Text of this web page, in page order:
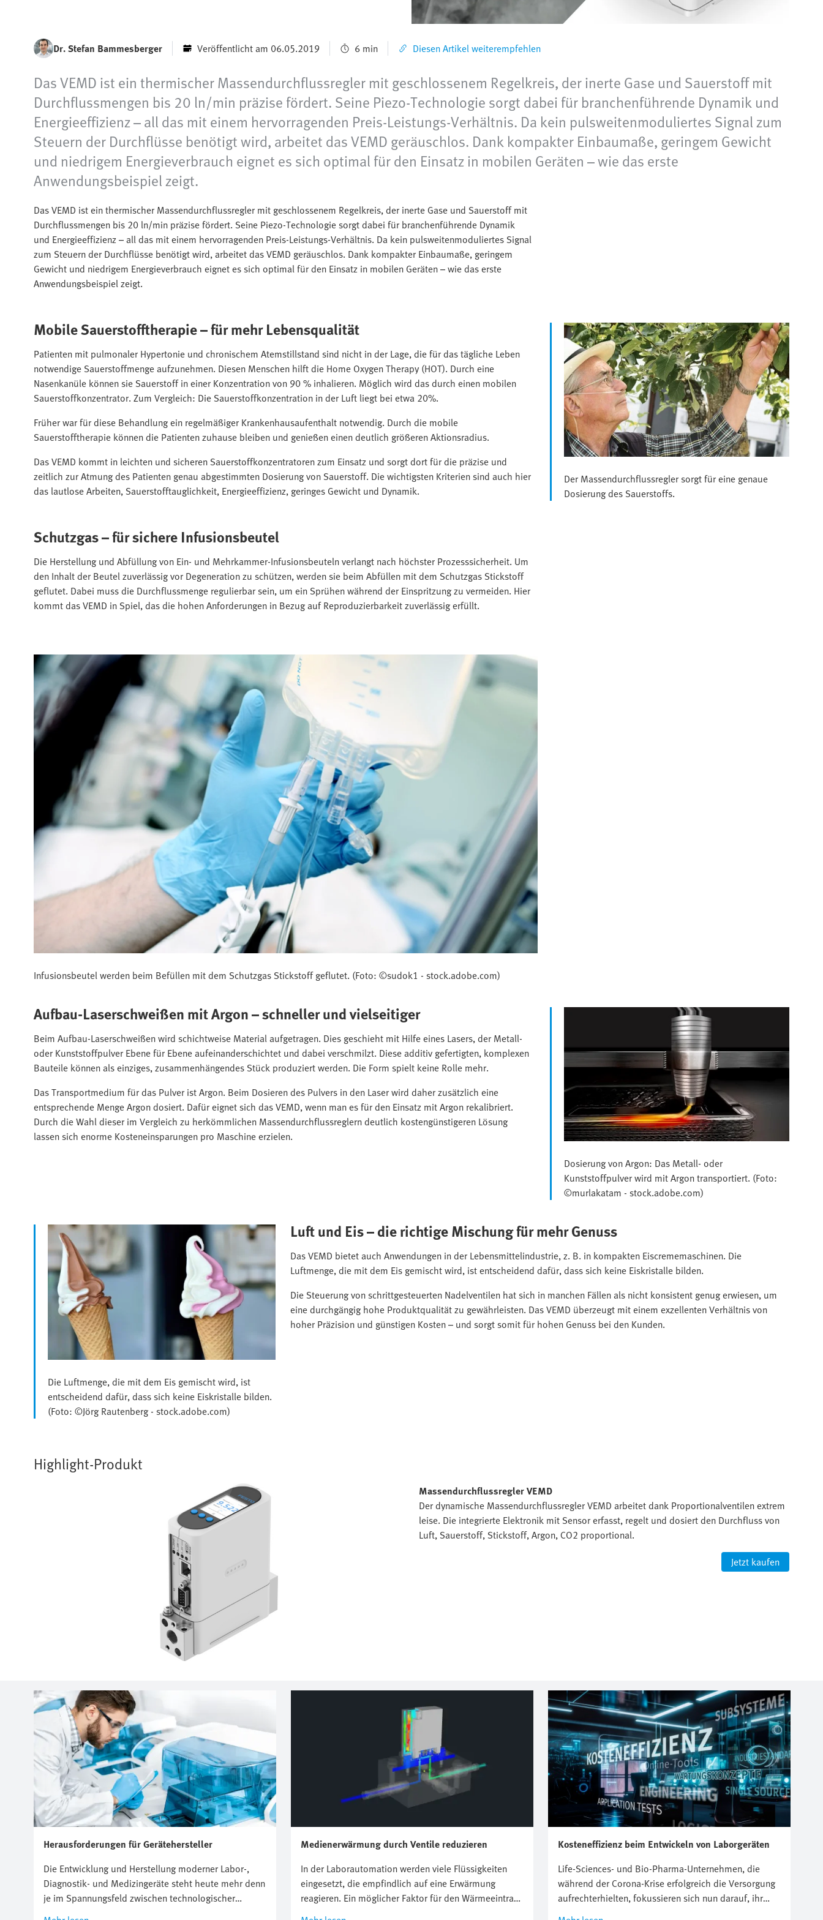
Dr. Stefan Bammesberger Veröffentlicht am 06.05.2019 6 min Diesen Artikel weiterempfehlen
Das VEMD ist ein thermischer Massendurchflussregler mit geschlossenem Regelkreis, der inerte Gase und Sauerstoff mit
Durchflussmengen bis 20 ln/min präzise fördert. Seine Piezo-Technologie sorgt dabei für branchenführende Dynamik und
Energieeffizienz – all das mit einem hervorragenden Preis-Leistungs-Verhältnis. Da kein pulsweitenmoduliertes Signal zum
Steuern der Durchflüsse benötigt wird, arbeitet das VEMD geräuschlos. Dank kompakter Einbaumaße, geringem Gewicht
und niedrigem Energieverbrauch eignet es sich optimal für den Einsatz in mobilen Geräten – wie das erste
Anwendungsbeispiel zeigt.
Das VEMD ist ein thermischer Massendurchflussregler mit geschlossenem Regelkreis, der inerte Gase und Sauerstoff mit
Durchflussmengen bis 20 ln/min präzise fördert. Seine Piezo-Technologie sorgt dabei für branchenführende Dynamik
und Energieeffizienz – all das mit einem hervorragenden Preis-Leistungs-Verhältnis. Da kein pulsweitenmoduliertes Signal
zum Steuern der Durchflüsse benötigt wird, arbeitet das VEMD geräuschlos. Dank kompakter Einbaumaße, geringem
Gewicht und niedrigem Energieverbrauch eignet es sich optimal für den Einsatz in mobilen Geräten – wie das erste
Anwendungsbeispiel zeigt.
Mobile Sauerstofftherapie – für mehr Lebensqualität
Patienten mit pulmonaler Hypertonie und chronischem Atemstillstand sind nicht in der Lage, die für das tägliche Leben
notwendige Sauerstoffmenge aufzunehmen. Diesen Menschen hilft die Home Oxygen Therapy (HOT). Durch eine
Nasenkanüle können sie Sauerstoff in einer Konzentration von 90 % inhalieren. Möglich wird das durch einen mobilen
Sauerstoffkonzentrator. Zum Vergleich: Die Sauerstoffkonzentration in der Luft liegt bei etwa 20%.
Früher war für diese Behandlung ein regelmäßiger Krankenhausaufenthalt notwendig. Durch die mobile
Sauerstofftherapie können die Patienten zuhause bleiben und genießen einen deutlich größeren Aktionsradius.
Das VEMD kommt in leichten und sicheren Sauerstoffkonzentratoren zum Einsatz und sorgt dort für die präzise und
zeitlich zur Atmung des Patienten genau abgestimmten Dosierung von Sauerstoff. Die wichtigsten Kriterien sind auch hier
das lautlose Arbeiten, Sauerstofftauglichkeit, Energieeffizienz, geringes Gewicht und Dynamik.
Der Massendurchflussregler sorgt für eine genaue
Dosierung des Sauerstoffs.
Schutzgas – für sichere Infusionsbeutel
Die Herstellung und Abfüllung von Ein- und Mehrkammer-Infusionsbeuteln verlangt nach höchster Prozesssicherheit. Um
den Inhalt der Beutel zuverlässig vor Degeneration zu schützen, werden sie beim Abfüllen mit dem Schutzgas Stickstoff
geflutet. Dabei muss die Durchflussmenge regulierbar sein, um ein Sprühen während der Einspritzung zu vermeiden. Hier
kommt das VEMD in Spiel, das die hohen Anforderungen in Bezug auf Reproduzierbarkeit zuverlässig erfüllt.
Infusionsbeutel werden beim Befüllen mit dem Schutzgas Stickstoff geflutet. (Foto: ©sudok1 - stock.adobe.com)
Aufbau-Laserschweißen mit Argon – schneller und vielseitiger
Beim Aufbau-Laserschweißen wird schichtweise Material aufgetragen. Dies geschieht mit Hilfe eines Lasers, der Metall-
oder Kunststoffpulver Ebene für Ebene aufeinanderschichtet und dabei verschmilzt. Diese additiv gefertigten, komplexen
Bauteile können als einziges, zusammenhängendes Stück produziert werden. Die Form spielt keine Rolle mehr.
Das Transportmedium für das Pulver ist Argon. Beim Dosieren des Pulvers in den Laser wird daher zusätzlich eine
entsprechende Menge Argon dosiert. Dafür eignet sich das VEMD, wenn man es für den Einsatz mit Argon rekalibriert.
Durch die Wahl dieser im Vergleich zu herkömmlichen Massendurchflussreglern deutlich kostengünstigeren Lösung
lassen sich enorme Kosteneinsparungen pro Maschine erzielen.
Dosierung von Argon: Das Metall- oder
Kunststoffpulver wird mit Argon transportiert. (Foto:
©murlakatam - stock.adobe.com)
Die Luftmenge, die mit dem Eis gemischt wird, ist
entscheidend dafür, dass sich keine Eiskristalle bilden.
(Foto: ©Jörg Rautenberg - stock.adobe.com)
Luft und Eis – die richtige Mischung für mehr Genuss
Das VEMD bietet auch Anwendungen in der Lebensmittelindustrie, z. B. in kompakten Eiscrememaschinen. Die
Luftmenge, die mit dem Eis gemischt wird, ist entscheidend dafür, dass sich keine Eiskristalle bilden.
Die Steuerung von schrittgesteuerten Nadelventilen hat sich in manchen Fällen als nicht konsistent genug erwiesen, um
eine durchgängig hohe Produktqualität zu gewährleisten. Das VEMD überzeugt mit einem exzellenten Verhältnis von
hoher Präzision und günstigen Kosten – und sorgt somit für hohen Genuss bei den Kunden.
Highlight-Produkt
Massendurchflussregler VEMD
Der dynamische Massendurchflussregler VEMD arbeitet dank Proportionalventilen extrem
leise. Die integrierte Elektronik mit Sensor erfasst, regelt und dosiert den Durchfluss von
Luft, Sauerstoff, Stickstoff, Argon, CO2 proportional.
Jetzt kaufen
Herausforderungen für Gerätehersteller
Die Entwicklung und Herstellung moderner Labor-,
Diagnostik- und Medizingeräte steht heute mehr denn
je im Spannungsfeld zwischen technologischer
Innovation, regulatorischen Anforderungen und
Medienerwärmung durch Ventile reduzieren
In der Laborautomation werden viele Flüssigkeiten
eingesetzt, die empfindlich auf eine Erwärmung
reagieren. Ein möglicher Faktor für den Wärmeeintrag
in das Fluid sind mediengetrennte Magnetventile, die
Kosteneffizienz beim Entwickeln von Laborgeräten
Life-Sciences- und Bio-Pharma-Unternehmen, die
während der Corona-Krise erfolgreich die Versorgung
aufrechterhielten, fokussieren sich nun darauf, ihr
operatives Geschäft an die neue Normalität